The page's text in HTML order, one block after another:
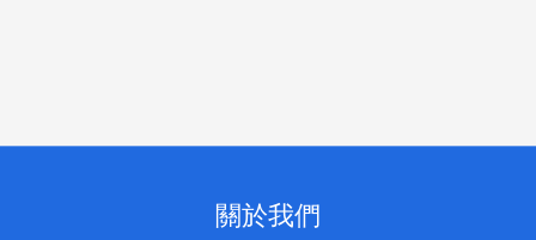
關於我們